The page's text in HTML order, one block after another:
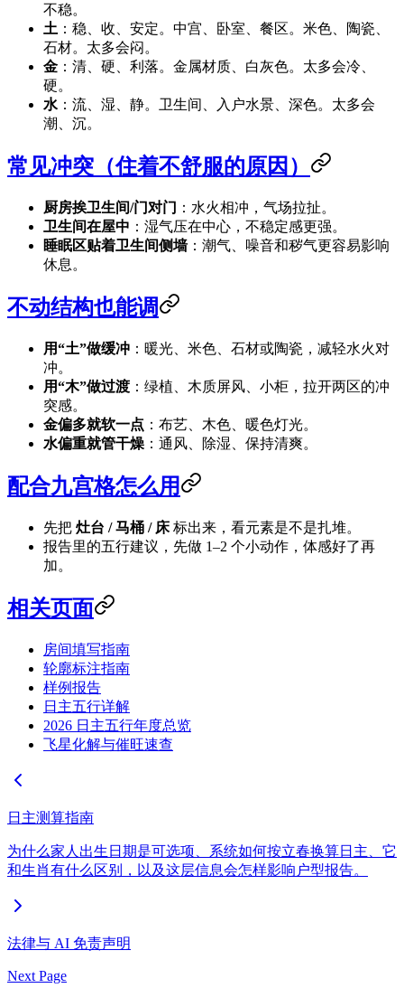
不稳。
土 ：稳、收、安定。中宫、卧室、餐区。米色、陶瓷、
石材。太多会闷。
金 ：清、硬、利落。金属材质、白灰色。太多会冷、
硬。
水 ：流、湿、静。卫生间、入户水景、深色。太多会
潮、沉。
常见冲突（住着不舒服的原因）
厨房挨卫生间/门对门 ：水火相冲，气场拉扯。
卫生间在屋中 ：湿气压在中心，不稳定感更强。
睡眠区贴着卫生间侧墙：潮气、噪音和秽气更容易影响
休息。
不动结构也能调
用“土”做缓冲 ：暖光、米色、石材或陶瓷，减轻水火对
冲。
用“木”做过渡 ：绿植、木质屏风、小柜，拉开两区的冲
突感。
金偏多就软一点 ：布艺、木色、暖色灯光。
水偏重就管干燥 ：通风、除湿、保持清爽。
配合九宫格怎么用
先把 灶台 / 马桶 / 床标出来，看元素是不是扎堆。
报告里的五行建议，先做 1–2 个小动作，体感好了再
加。
相关页面
房间填写指南
轮廓标注指南
样例报告
日主五行详解
2026 日主五行年度总览
飞星化解与催旺速查
日主测算指南
为什么家人出生日期是可选项、系统如何按立春换算日主、它
和生肖有什么区别，以及这层信息会怎样影响户型报告。
法律与 AI 免责声明
Next Page